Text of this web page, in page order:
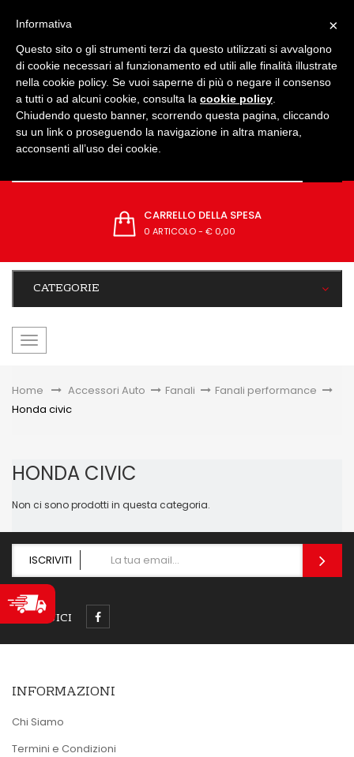
CARRELLO DELLA SPESA
0 ARTICOLO- € 0,00
CATEGORIE
navigazione
Home &gt;Accessori Auto > Fanali > Fanali performance >
Honda civic
HONDA CIVIC
Non ci sono prodotti in questa categoria.
ISCRIVITI
SEGUICI
INFORMAZIONI
Chi Siamo
Termini e Condizioni
×
Informativa
Questo sito o gli strumenti terzi da questo utilizzati si avvalgono
di cookie necessari al funzionamento ed utili alle finalità illustrate
nella cookie policy. Se vuoi saperne di più o negare il consenso
a tutti o ad alcuni cookie, consulta la cookie policy
Chiudendo questo banner, scorrendo questa pagina, cliccando
su un link o proseguendo la navigazione in altra maniera,
acconsenti all’uso dei cookie.